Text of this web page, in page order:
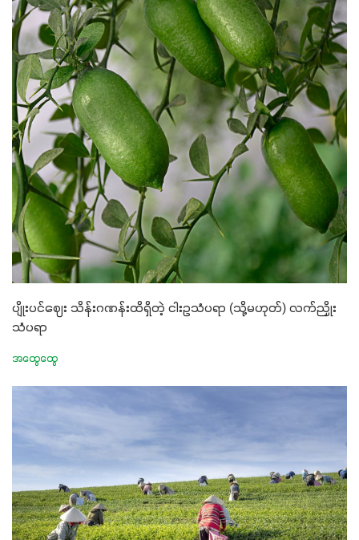
ပျိုးပင်ဈေး သိန်းဂဏန်းထိရှိတဲ့ ငါးဥသံပရာ (သို့မဟုတ်) လက်ညှိုး
သံပရာ
အထွေထွေ